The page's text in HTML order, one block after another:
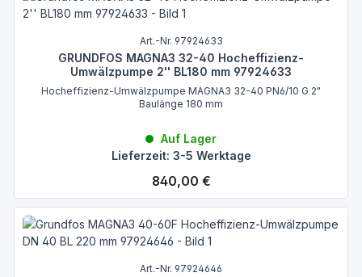
Art.-Nr. 97924633
GRUNDFOS MAGNA3 32-40 Hocheffizienz-
Umwälzpumpe 2'' BL180 mm 97924633
Hocheffizienz-Umwälzpumpe MAGNA3 32-40 PN6/10 G 2"
Baulänge 180 mm
Auf Lager
Lieferzeit: 3-5 Werktage
Regulärer Preis:
840,00 €
Art.-Nr. 97924646